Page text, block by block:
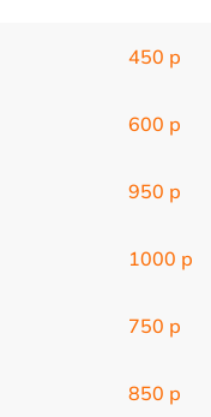
450 р
600 р
950 р
1000 р
750 р
850 р